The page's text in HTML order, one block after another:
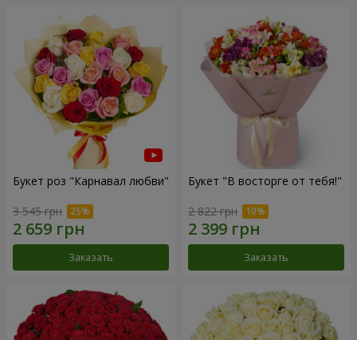
Букет роз "Карнавал любви"
3 545 грн
Заказать
Букет "В восторге от тебя!"
2 822 грн
Заказать